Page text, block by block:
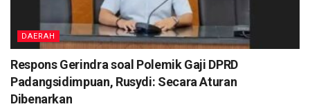
DAERAH
Respons Gerindra soal Polemik Gaji DPRD
Padangsidimpuan, Rusydi: Secara Aturan
Dibenarkan